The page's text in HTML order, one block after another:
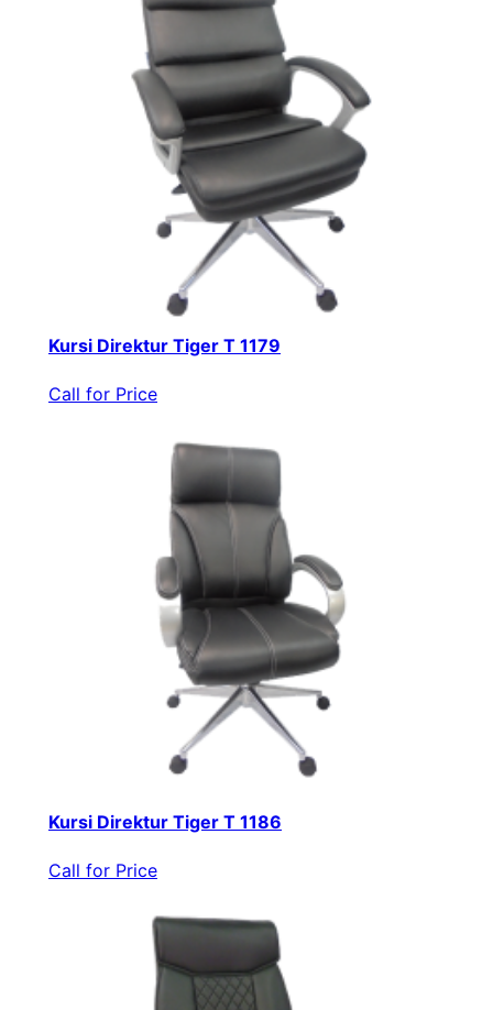
Kursi Direktur Tiger T 1179
Call for Price
Kursi Direktur Tiger T 1186
Call for Price